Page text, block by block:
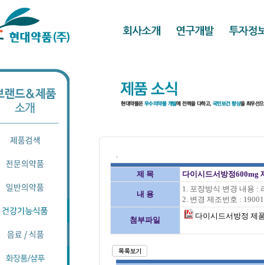
.
제 목 다이시드서방정600mg
내 용
1. 포장방식 변경 내용 :
2. 변경 제조번호 :
첨부파일 다이시드서방정 제